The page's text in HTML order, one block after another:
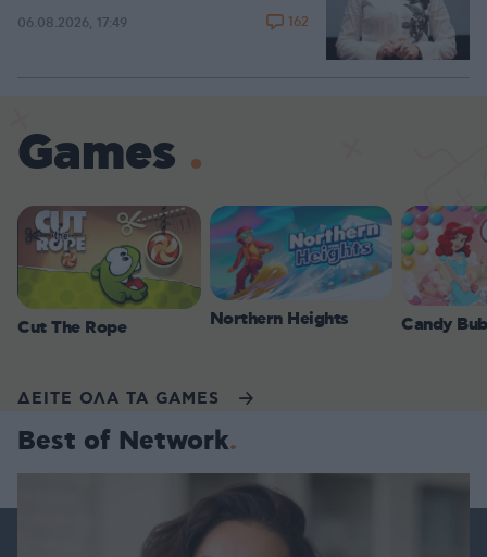
06.08.2026, 17:49 162
Games
Cut The Rope Northern Heights Candy
ΔΕΙΤΕ ΟΛΑ ΤΑ GAMES
Best of Network